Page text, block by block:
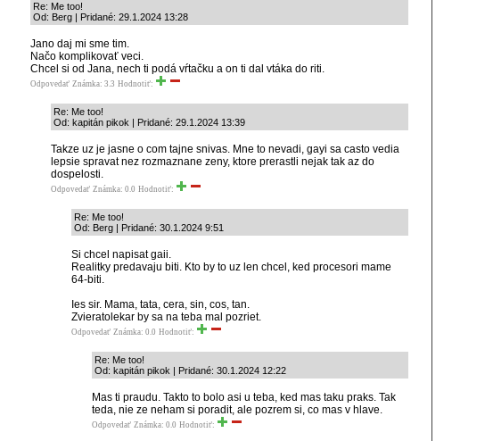
Re: Me too!
Od: Berg | Pridané: 29.1.2024 13:28
Jano daj mi sme tim.
Načo komplikovať veci.
Chcel si od Jana, nech ti podá vŕtačku a on ti dal vtáka do riti.
Odpovedať Známka: 3.3 Hodnotiť:
Re: Me too!
Od: kapitán pikok | Pridané: 29.1.2024 13:39
Takze uz je jasne o com tajne snivas. Mne to nevadi, gayi sa casto vedia
lepsie spravat nez rozmaznane zeny, ktore prerastli nejak tak az do
dospelosti.
Odpovedať Známka: 0.0 Hodnotiť:
Re: Me too!
Od: Berg | Pridané: 30.1.2024 9:51
Si chcel napisat gaii.
Realitky predavaju biti. Kto by to uz len chcel, ked procesori mame
64-biti.
Ies sir. Mama, tata, cera, sin, cos, tan.
Zvieratolekar by sa na teba mal pozriet.
Odpovedať Známka: 0.0 Hodnotiť:
Re: Me too!
Od: kapitán pikok | Pridané: 30.1.2024 12:22
Mas ti praudu. Takto to bolo asi u teba, ked mas taku praks. Tak
teda, nie ze neham si poradit, ale pozrem si, co mas v hlave.
Odpovedať Známka: 0.0 Hodnotiť: